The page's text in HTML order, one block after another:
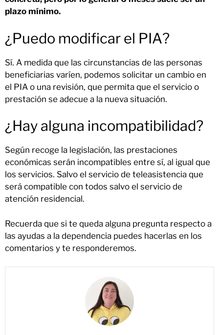
plazo mínimo.
¿Puedo modificar el PIA?
Sí. A medida que las circunstancias de las personas
beneficiarias varíen, podemos solicitar un cambio en
el PIA o una revisión, que permita que el servicio o
prestación se adecue a la nueva situación.
¿Hay alguna incompatibilidad?
Según recoge la legislación, las prestaciones
económicas serán incompatibles entre sí, al igual que
los servicios. Salvo el servicio de teleasistencia que
será compatible con todos salvo el servicio de
atención residencial.
Recuerda que si te queda alguna pregunta respecto a
las ayudas a la dependencia puedes hacerlas en los
comentarios y te responderemos.